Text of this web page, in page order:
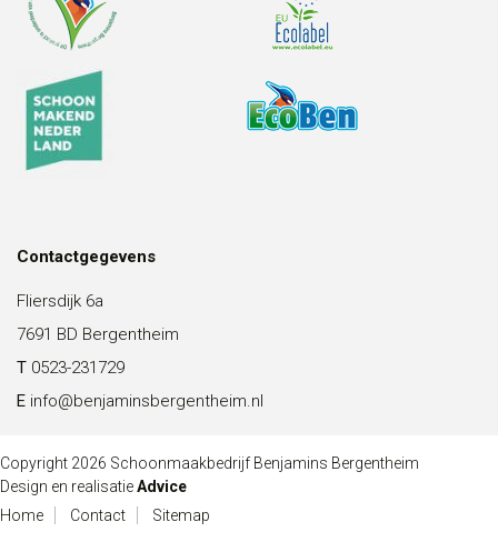
Contactgegevens
Fliersdijk 6a
7691 BD Bergentheim
T 0523-231729
E info@benjaminsbergentheim.nl
Copyright 2026 Schoonmaakbedrijf Benjamins Bergentheim
Design en realisatieAdvice
Home
Contact Sitemap